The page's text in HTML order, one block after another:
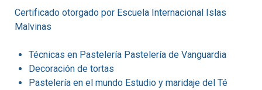
Certificado otorgado por Escuela Internacional Islas
Malvinas
Técnicas en Pastelería Pastelería de Vanguardia
Decoración de tortas
Pastelería en el mundo Estudio y maridaje del Té